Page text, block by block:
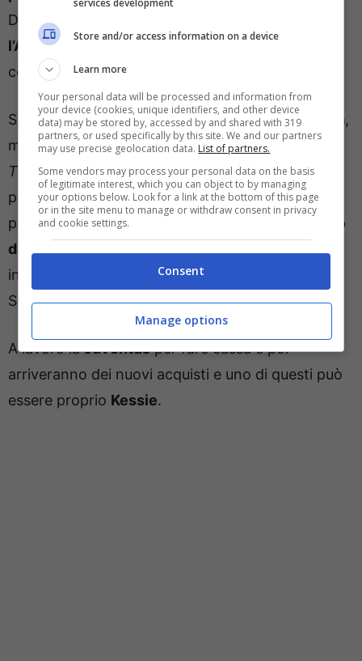
Dopo due anni in Arabia Saudita, dove gioca con
l’Al Ahli
contratto, ora può tornare a giocare in Italia.
Si è parlato tanto di un suo ritorno allaFiorentina,
ma stando a quanto appreso da
Tuttomercatoweb.com, quella dell’ivoriano è una
pista da monitorare con attenzione più che altro
per laJuventus che pensa di chiudere l’acquisto
di Kessie
ingaggio che percepisce il giocatore in Arabia
Saudita e a cui dovrà rinunciare.
A lavoro laJuventusper fare cassa e poi
arriveranno dei nuovi acquisti e uno di questi può
essere proprio Kessie.
services development
Store and/or access information on a device
Learn more
Your personal data will be processed and information from
your device (cookies, unique identifiers, and other device
data) may be stored by, accessed by and shared with 319
partners, or used specifically by this site. We and our partners
may use precise geolocation data. List of partners.
Some vendors may process your personal data on the basis
of legitimate interest, which you can object to by managing
your options below. Look for a link at the bottom of this page
or in the site menu to manage or withdraw consent in privacy
and cookie settings.
Consent
Manage options